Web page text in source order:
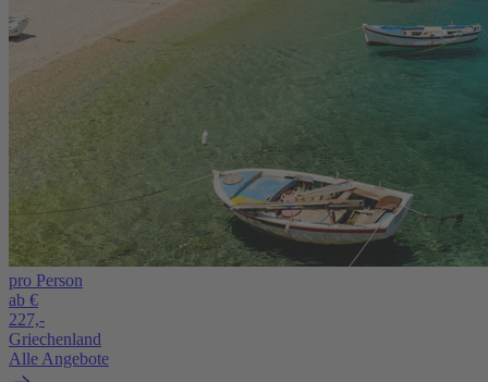
pro Person
ab €
227,-
Griechenland
Alle Angebote